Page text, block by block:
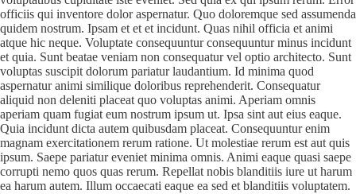
officiis qui inventore dolor aspernatur. Quo doloremque sed assumenda
quidem nostrum. Ipsam et et et incidunt. Quas nihil officia et animi
atque hic neque. Voluptate consequuntur consequuntur minus incidunt
et quia. Sunt beatae veniam non consequatur vel optio architecto. Sunt
voluptas suscipit dolorum pariatur laudantium. Id minima quod
aspernatur animi similique doloribus reprehenderit. Consequatur
aliquid non deleniti placeat quo voluptas animi. Aperiam omnis
aperiam quam fugiat eum nostrum ipsum ut. Ipsa sint aut eius eaque.
Quia incidunt dicta autem quibusdam placeat. Consequuntur enim
magnam exercitationem rerum ratione. Ut molestiae rerum est aut quis
ipsum. Saepe pariatur eveniet minima omnis. Animi eaque quasi saepe
corrupti nemo quos quas rerum. Repellat nobis blanditiis iure ut harum
ea harum autem. Illum occaecati eaque ea sed et blanditiis voluptatem.